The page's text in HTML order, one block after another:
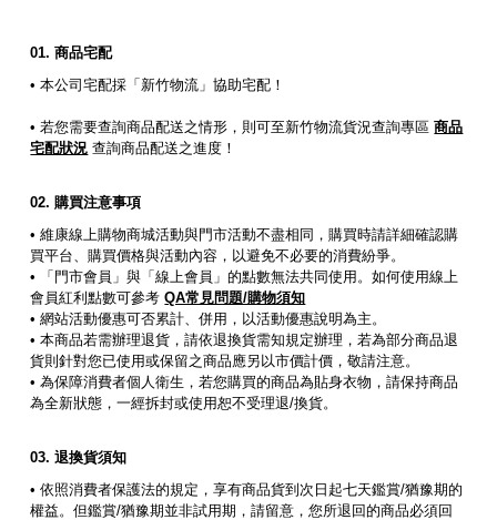
商品宅配
• 本公司宅配採「新竹物流」協助宅配！
• 若您需要查詢商品配送之情形，則可至新竹物流貨況查詢專區商品
宅配狀況 查詢商品配送之進度！
購買注意事項
• 維康線上購物商城活動與門市活動不盡相同，購買時請詳細確認購
買平台、購買價格與活動內容，以避免不必要的消費紛爭。
• 「門市會員」與「線上會員」的點數無法共同使用。如何使用線上
會員紅利點數可參考QA常見問題/購物須知
• 網站活動優惠可否累計、併用，以活動優惠說明為主。
• 本商品若需辦理退貨，請依退換貨需知規定辦理，若為部分商品退
貨則針對您已使用或保留之商品應另以市價計價，敬請注意。
• 為保障消費者個人衛生，若您購買的商品為貼身衣物，請保持商品
為全新狀態，一經拆封或使用恕不受理退/換貨。
退換貨須知
• 依照消費者保護法的規定，享有商品貨到次日起七天鑑賞/猶豫期的
權益。但鑑賞/猶豫期並非試用期，請留意，您所退回的商品必須回